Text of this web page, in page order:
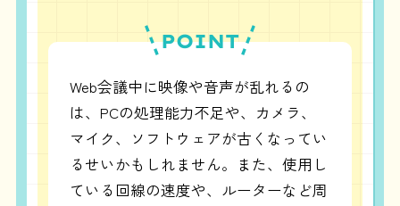
POINT
Web会議中に映像や音声が乱れるの
は、PCの処理能力不足や、カメラ、
マイク、ソフトウェアが古くなってい
るせいかもしれません。また、使用し
ている回線の速度や、ルーターなど周